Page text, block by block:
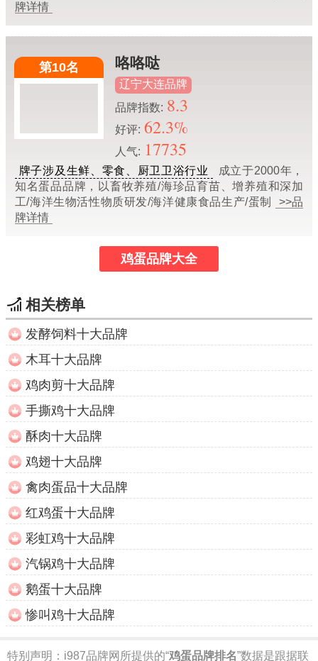
牌详情
第10名 咯咯哒
辽宁大连品牌
品牌指数: 8.3
好评: 62.3%
人气: 17735
牌子涉及生鲜、零食、厨卫卫浴行业
成立于2000年，
知名蛋品品牌，以畜牧养殖/海珍品育苗、增养殖和深加
工/海洋生物活性物质研发/海洋健康食品生产/蛋制
>>品
牌详情
鸡蛋品牌大全
相关榜单
发酵饲料十大品牌
木耳十大品牌
鸡肉剪十大品牌
手撕鸡十大品牌
酥肉十大品牌
鸡翅十大品牌
禽肉蛋品十大品牌
红鸡蛋十大品牌
彩虹鸡十大品牌
汽锅鸡十大品牌
鹅蛋十大品牌
惨叫鸡十大品牌
特别声明： i987品牌网所提供的“鸡蛋品牌排名”数据是跟据联